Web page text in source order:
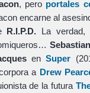
, pero portales
encarne al
R.I.P.D. La
enSuper
a Drew
de la futura